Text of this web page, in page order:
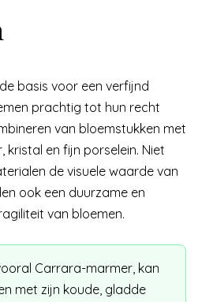
basis voor een verfijnd
prachtig tot hun recht
van bloemstukken met
kristal en fijn porselein. Niet
de visuele waarde van
ook een duurzame en
van bloemen.
Carrara-marmer, kan
met zijn koude, gladde